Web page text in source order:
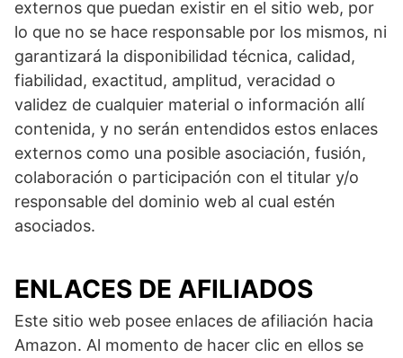
externos que puedan existir en el sitio web, por
lo que no se hace responsable por los mismos, ni
garantizará la disponibilidad técnica, calidad,
fiabilidad, exactitud, amplitud, veracidad o
validez de cualquier material o información allí
contenida, y no serán entendidos estos enlaces
externos como una posible asociación, fusión,
colaboración o participación con el titular y/o
responsable del dominio web al cual estén
asociados.
ENLACES DE AFILIADOS
Este sitio web posee enlaces de afiliación hacia
Amazon. Al momento de hacer clic en ellos se